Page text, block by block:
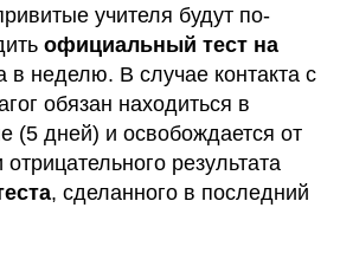
учителя будут по-
официальный тест на
в неделю. В случае контакта с
обязан находиться в
(5 дней) и освобождается от
него при условии отрицательного результата
, сделанного в последний